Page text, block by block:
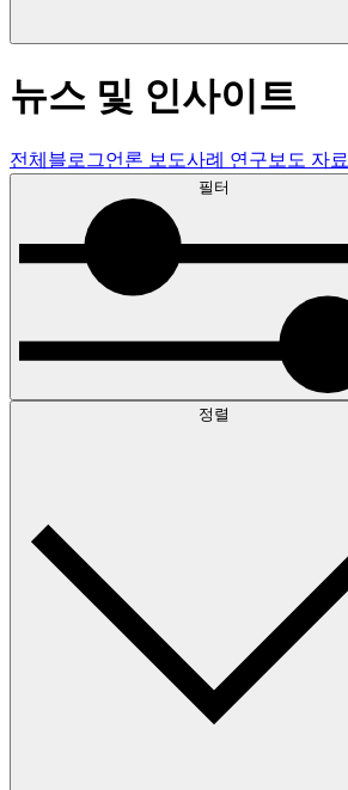
뉴스 및 인사이트
전체 블로그언론 보도사례 연구 보도 자료
필터
정렬